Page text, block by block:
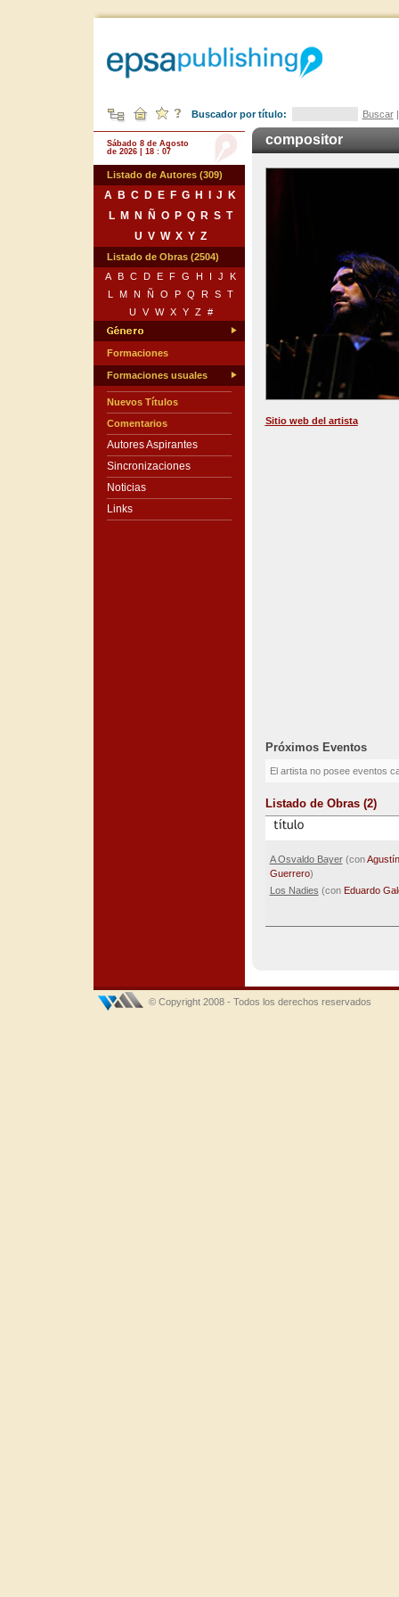
Buscador por título: Buscar
Sábado 8 de Agosto
de 2026 | 18 : 07
Listado de Autores (309)
A B C D E F G H J
K
L
M N Ñ O P Q R S T
U V W X Y Z
Listado de Obras (2504)
A
B C D E F G H I J
K
L
M N Ñ O P Q R S T
U
V W X Y Z #
Formaciones
Formaciones usuales
Nuevos Títulos
Comentarios
Autores Aspirantes
Sincronizaciones
Noticias
Links
compositor
Sitio web del artista
Próximos Eventos
El artista no posee eventos
Listado de Obras (2)
A Osvaldo Bayer(conAgustín
Guerrero)
Los Nadies (con Eduardo
© Copyright 2008 - Todos los derechos reservados